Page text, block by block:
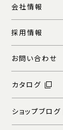
会社情報
採用情報
お問い合わせ
カタログ
ショップブログ